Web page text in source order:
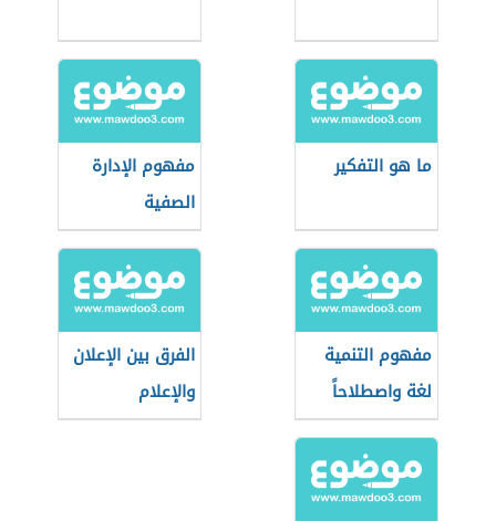
ما هو التفكير
مفهوم الإدارة
الصفية
مفهوم التنمية
لغة واصطلاحاً
الفرق بين الإعلان
والإعلام